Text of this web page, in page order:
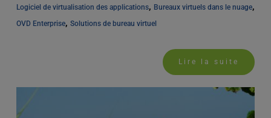
Logiciel de virtualisation des applications, Bureaux virtuels dans le nuage
OVD Enterprise, Solutions de bureau virtuel
Lire la suite